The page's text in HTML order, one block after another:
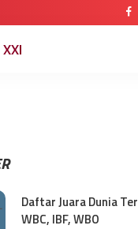
Daftar Juara Dunia
WBC, IBF, WBO